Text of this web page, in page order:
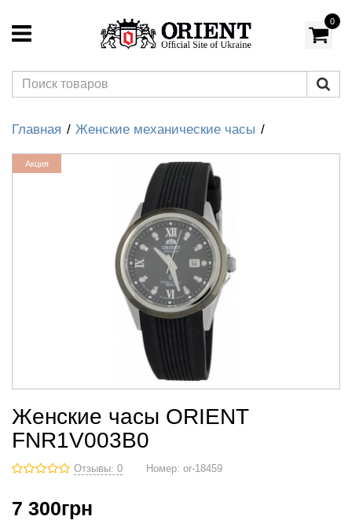
0
Главная Женские механические часы
Акция
Женские часы ORIENT
FNR1V003B0
Отзывы: 0 Номер: or-18459
7 300грн